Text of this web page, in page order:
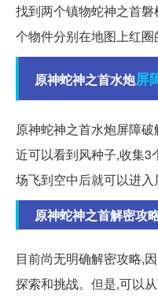
找到两个镇物蛇神之首
个物件分别在地图上红圈
原神蛇神之首水炮屏
原神蛇神之首水炮屏障
近可以看到风种子,收集3
场飞到空中后就可以进入
原神蛇神之首解密攻
目前尚无明确解密攻略,
探索和挑战。但是,可以